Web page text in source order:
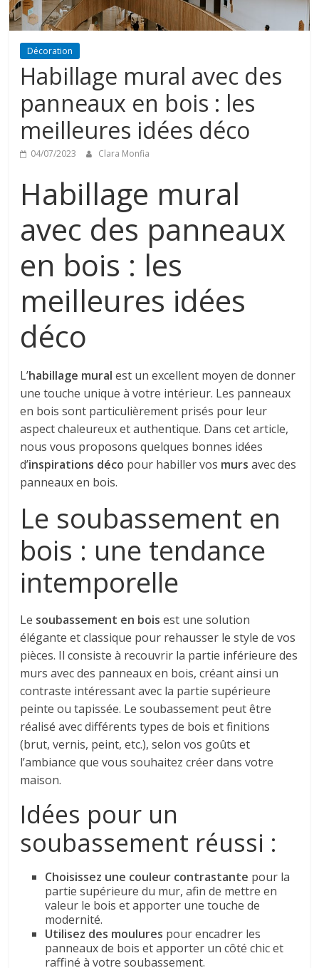
Décoration
Habillage mural avec des
panneaux en bois : les
meilleures idées déco
04/07/2023 Clara Monfia
Habillage mural
avec des panneaux
en bois : les
meilleures idées
déco
L’habillage mural est un excellent moyen de donner
une touche unique à votre intérieur. Les panneaux
en bois sont particulièrement prisés pour leur
aspect chaleureux et authentique. Dans cet article,
nous vous proposons quelques bonnes idées
d’inspirations déco pour habiller vos murs avec des
panneaux en bois.
Le soubassement en
bois : une tendance
intemporelle
Le soubassement en bois est une solution
élégante et classique pour rehausser le style de vos
pièces. Il consiste à recouvrir la partie inférieure des
murs avec des panneaux en bois, créant ainsi un
contraste intéressant avec la partie supérieure
peinte ou tapissée. Le soubassement peut être
réalisé avec différents types de bois et finitions
(brut, vernis, peint, etc.), selon vos goûts et
l’ambiance que vous souhaitez créer dans votre
maison.
Idées pour un
soubassement réussi :
Choisissez une couleur contrastante pour la
partie supérieure du mur, afin de mettre en
valeur le bois et apporter une touche de
modernité.
Utilisez des moulures pour encadrer les
panneaux de bois et apporter un côté chic et
raffiné à votre soubassement.